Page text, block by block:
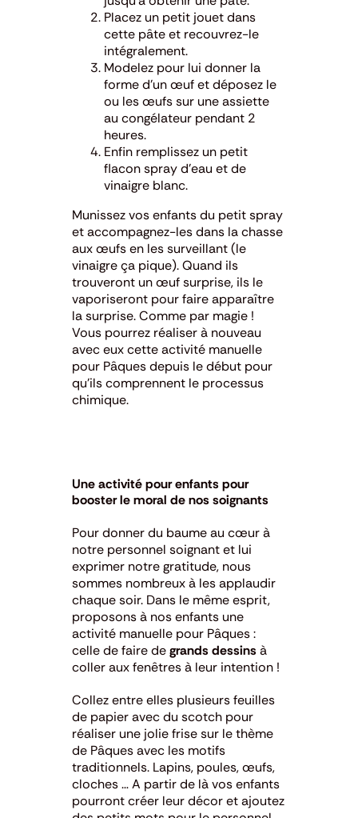
Placez un petit jouet dans
cette pâte et recouvrez-le
intégralement.
Modelez pour lui donner la
forme d’un œuf et déposez le
ou les œufs sur une assiette
au congélateur pendant 2
heures.
Enfin remplissez un petit
flacon spray d’eau et de
vinaigre blanc.
Munissez vos enfants du petit spray
et accompagnez-les dans la chasse
aux œufs en les surveillant (le
vinaigre ça pique). Quand ils
trouveront un œuf surprise, ils le
vaporiseront pour faire apparaître
la surprise. Comme par magie !
Vous pourrez réaliser à nouveau
avec eux cette activité manuelle
pour Pâques depuis le début pour
qu’ils comprennent le processus
chimique.
Une activité pour enfants pour
booster le moral de nos soignants
Pour donner du baume au cœur à
notre personnel soignant et lui
exprimer notre gratitude, nous
sommes nombreux à les applaudir
chaque soir. Dans le même esprit,
proposons à nos enfants une
activité manuelle pour Pâques :
celle de faire degrands dessins à
coller aux fenêtres à leur intention !
Collez entre elles plusieurs feuilles
de papier avec du scotch pour
réaliser une jolie frise sur le thème
de Pâques avec les motifs
traditionnels. Lapins, poules, œufs,
cloches … A partir de là vos enfants
pourront créer leur décor et ajoutez